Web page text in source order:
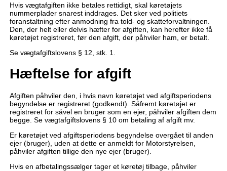
Hvis vægtafgiften ikke betales rettidigt, skal køretøjets
nummerplader snarest inddrages. Det sker ved politiets
foranstaltning efter anmodning fra told- og skatteforvaltningen.
Den, der helt eller delvis hæfter for afgiften, kan herefter ikke få
køretøjet registreret, før den afgift, der påhviler ham, er betalt.
Se vægtafgiftslovens § 12, stk. 1.
Hæftelse for afgift
Afgiften påhviler den, i hvis navn køretøjet ved afgiftsperiodens
begyndelse er registreret (godkendt). Såfremt køretøjet er
registreret for såvel en bruger som en ejer, påhviler afgiften dem
begge. Se vægtafgiftslovens § 10 om betaling af afgift mv.
Er køretøjet ved afgiftsperiodens begyndelse overgået til anden
ejer (bruger), uden at dette er anmeldt for Motorstyrelsen,
påhviler afgiften tillige den nye ejer (bruger).
Hvis en afbetalingssælger tager et køretøj tilbage, påhviler